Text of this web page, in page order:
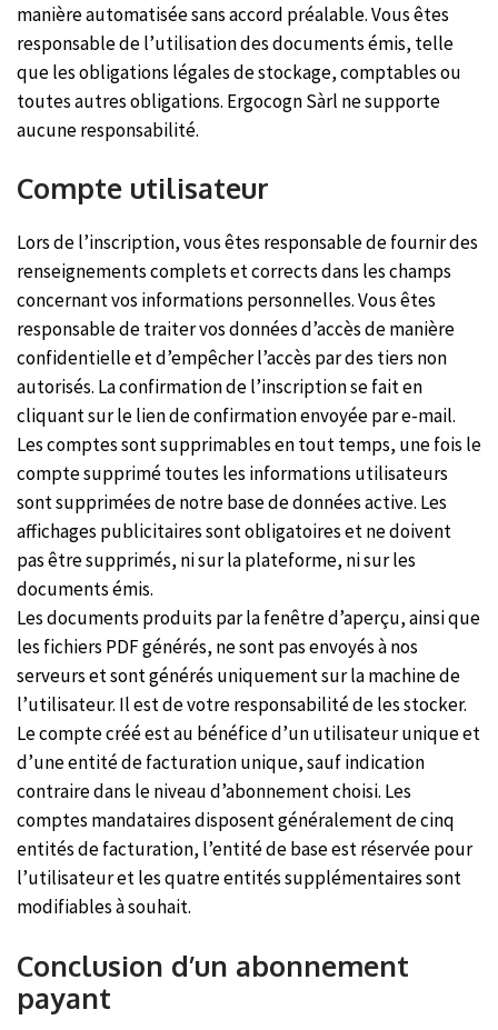
manière automatisée sans accord préalable. Vous êtes
responsable de l’utilisation des documents émis, telle
que les obligations légales de stockage, comptables ou
toutes autres obligations. Ergocogn Sàrl ne supporte
aucune responsabilité.
Compte utilisateur
Lors de l’inscription, vous êtes responsable de fournir des
renseignements complets et corrects dans les champs
concernant vos informations personnelles. Vous êtes
responsable de traiter vos données d’accès de manière
confidentielle et d’empêcher l’accès par des tiers non
autorisés. La confirmation de l’inscription se fait en
cliquant sur le lien de confirmation envoyée par e-mail.
Les comptes sont supprimables en tout temps, une fois le
compte supprimé toutes les informations utilisateurs
sont supprimées de notre base de données active. Les
affichages publicitaires sont obligatoires et ne doivent
pas être supprimés, ni sur la plateforme, ni sur les
documents émis.
Les documents produits par la fenêtre d’aperçu, ainsi que
les fichiers PDF générés, ne sont pas envoyés à nos
serveurs et sont générés uniquement sur la machine de
l’utilisateur. Il est de votre responsabilité de les stocker.
Le compte créé est au bénéfice d’un utilisateur unique et
d’une entité de facturation unique, sauf indication
contraire dans le niveau d’abonnement choisi. Les
comptes mandataires disposent généralement de cinq
entités de facturation, l’entité de base est réservée pour
l’utilisateur et les quatre entités supplémentaires sont
modifiables à souhait.
Conclusion d’un abonnement
payant